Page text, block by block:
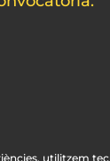
utilitzem